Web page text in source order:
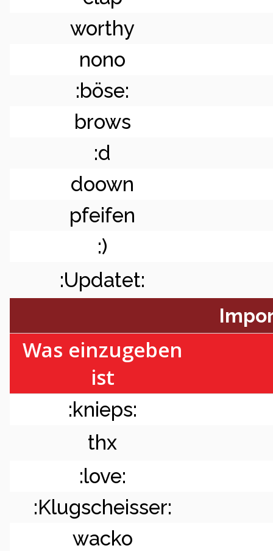
worthy
nono
:böse:
brows
:d
doown
pfeifen
:)
:Updatet:
Was einzugeben
ist
:knieps:
thx
:love:
:Klugscheisser:
wacko